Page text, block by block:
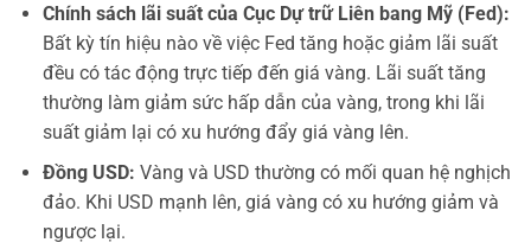
Chính sách lãi suất của Cục Dự trữ Liên bang Mỹ (Fed):
Bất kỳ tín hiệu nào về việc Fed tăng hoặc giảm lãi suất
đều có tác động trực tiếp đến giá vàng. Lãi suất tăng
thường làm giảm sức hấp dẫn của vàng, trong khi lãi
suất giảm lại có xu hướng đẩy giá vàng lên.
Đồng USD: Vàng và USD thường có mối quan hệ nghịch
đảo. Khi USD mạnh lên, giá vàng có xu hướng giảm và
ngược lại.